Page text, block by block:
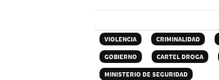
VIOLENCIA CRIMINALIDAD
GOBIERNO
CARTEL DROGA
MINISTERIO DE SEGURIDAD